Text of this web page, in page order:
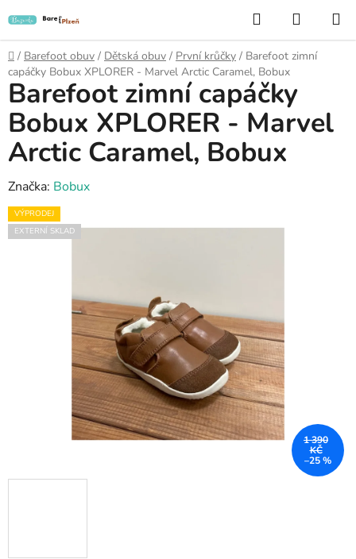
na
obsah
Hledat
KOŠÍK
Domů
/ Barefoot obuv / Dětská obuv / První krůčky / Barefoot zimní
capáčky Bobux XPLORER - Marvel Arctic Caramel, Bobux
Barefoot zimní capáčky
Bobux XPLORER - Marvel
Arctic Caramel, Bobux
Značka: Bobux
VÝPRODEJ
EXTERNÍ SKLAD
1 390
KČ
–25 %